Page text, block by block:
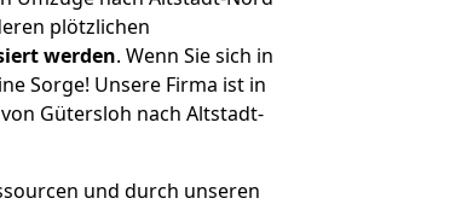
plötzlichen
werden. Wenn Sie sich in
Sorge! Unsere Firma ist in
Gütersloh nach Altstadt-
und durch unseren